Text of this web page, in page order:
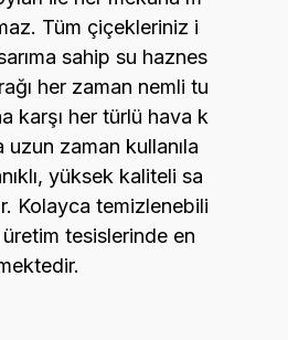
Tüm çiçekleriniz i
sahip su haznes
her zaman nemli tu
karşı her türlü hava k
uzun zaman kullanıla
yüksek kaliteli sa
Kolayca temizlenebili
tesislerinde en